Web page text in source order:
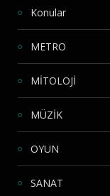
Konular
METRO
MİTOLOJİ
MÜZİK
OYUN
SANAT